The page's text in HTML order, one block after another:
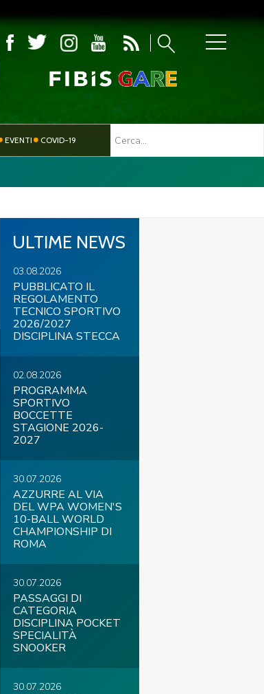
COVID-19
Link Federazione Trasparente
EVENTI COVID-19
ULTIME NEWS
03.08.2026
PUBBLICATO IL
REGOLAMENTO
TECNICO SPORTIVO
2026/2027
DISCIPLINA STECCA
02.08.2026
PROGRAMMA
SPORTIVO
BOCCETTE
STAGIONE 2026-
2027
30.07.2026
AZZURRE AL VIA
DEL WPA WOMEN'S
10-BALL WORLD
CHAMPIONSHIP DI
ROMA
30.07.2026
PASSAGGI DI
CATEGORIA
DISCIPLINA POCKET
SPECIALITÀ
SNOOKER
30.07.2026